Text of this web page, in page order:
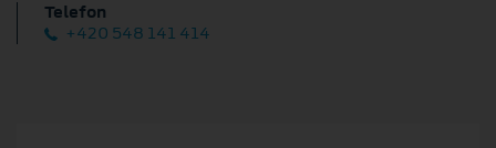
Telefon
+420 548 141 414